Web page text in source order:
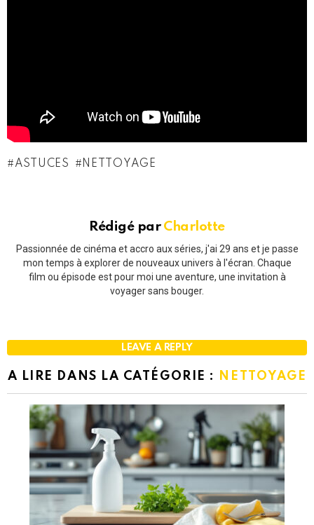
ASTUCES NETTOYAGE
Rédigé par Charlotte
Passionnée de cinéma et accro aux séries, j'ai 29 ans et je passe
mon temps à explorer de nouveaux univers à l'écran. Chaque
film ou épisode est pour moi une aventure, une invitation à
voyager sans bouger.
LEAVE A REPLY
A LIRE DANS LA CATÉGORIE : NETTOYAGE